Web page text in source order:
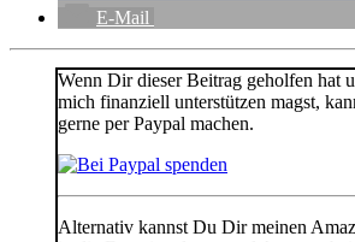
E-Mail
Wenn Dir dieser Beitrag geholfen hat
mich finanziell unterstützen magst,
gerne per Paypal machen.
Alternativ kannst Du Dir meinen